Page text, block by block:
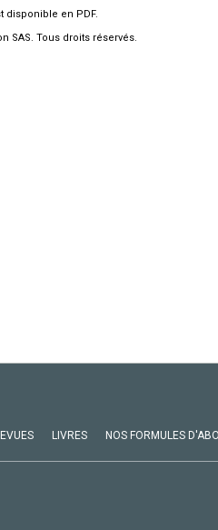
disponible en PDF.
SAS. Tous droits réservés.
LIVRES NOS FORMULES